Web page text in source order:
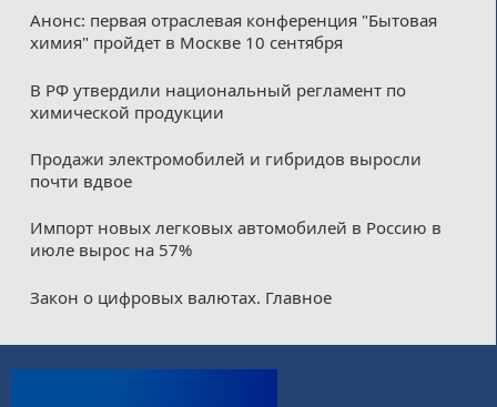
Анонс: первая отраслевая конференция "Бытовая
химия" пройдет в Москве 10 сентября
В РФ утвердили национальный регламент по
химической продукции
Продажи электромобилей и гибридов выросли
почти вдвое
Импорт новых легковых автомобилей в Россию в
июле вырос на 57%
Закон о цифровых валютах. Главное